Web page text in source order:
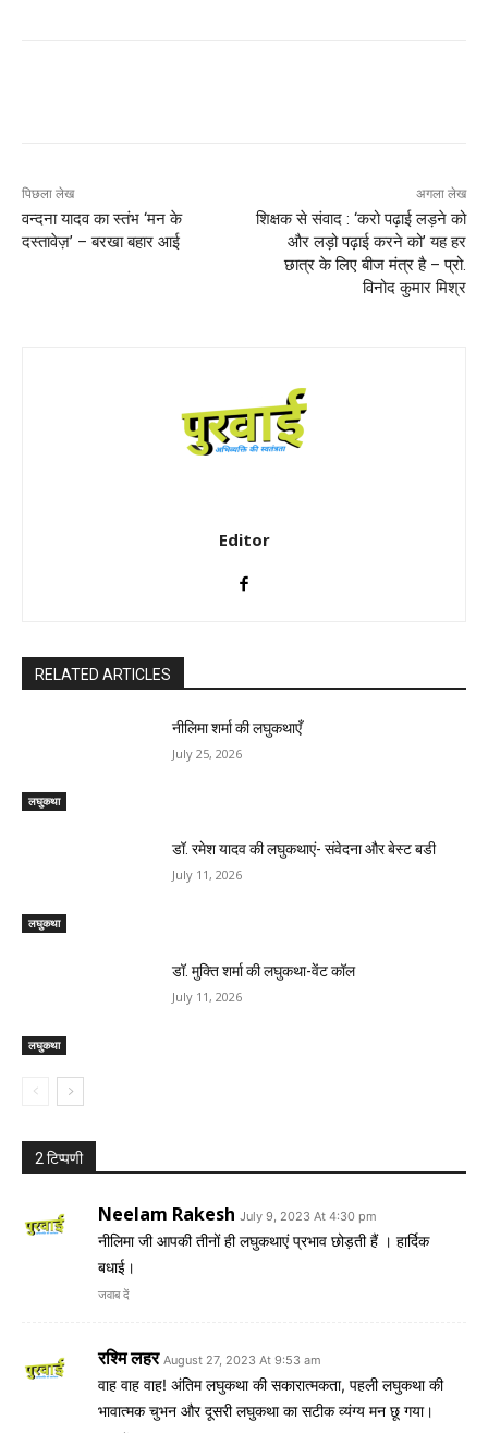
पिछला लेख
वन्दना यादव का स्तंभ ‘मन के
दस्तावेज़’ – बरखा बहार आई
अगला लेख
शिक्षक से संवाद : ‘करो पढ़ाई लड़ने को
और लड़ो पढ़ाई करने को’ यह हर
छात्र के लिए बीज मंत्र है – प्रो.
विनोद कुमार मिश्र
Editor
RELATED ARTICLES
लघुकथा
नीलिमा शर्मा की लघुकथाएँ
July 25, 2026
लघुकथा
डॉ. रमेश यादव की लघुकथाएं- संवेदना और बेस्ट बडी
July 11, 2026
लघुकथा
डॉ. मुक्ति शर्मा की लघुकथा-वेंट कॉल
July 11, 2026
2 टिप्पणी
Neelam Rakesh July 9, 2023 At 4:30 pm
नीलिमा जी आपकी तीनों ही लघुकथाएं प्रभाव छोड़ती हैं । हार्दिक
बधाई।
जवाब दें
रश्मि लहर August 27, 2023 At 9:53 am
वाह वाह वाह! अंतिम लघुकथा की सकारात्मकता, पहली लघुकथा की
भावात्मक चुभन और दूसरी लघुकथा का सटीक व्यंग्य मन छू गया।